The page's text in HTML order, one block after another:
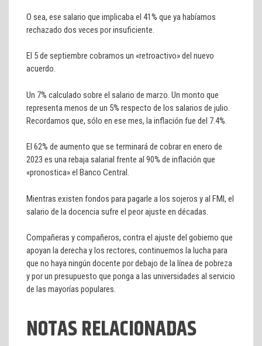
O sea, ese salario que implicaba el 41% que ya habíamos
rechazado dos veces por insuficiente.
El 5 de septiembre cobramos un «retroactivo» del nuevo
acuerdo.
Un 7% calculado sobre el salario de marzo. Un monto que
representa menos de un 5% respecto de los salarios de julio.
Recordamos que, sólo en ese mes, la inflación fue del 7.4%.
El 62% de aumento que se terminará de cobrar en enero de
2023 es una rebaja salarial frente al 90% de inflación que
«pronostica» el Banco Central.
Mientras existen fondos para pagarle a los sojeros y al FMI, el
salario de la docencia sufre el peor ajuste en décadas.
Compañeras y compañeros, contra el ajuste del gobierno que
apoyan la derecha y los rectores, continuemos la lucha para
que no haya ningún docente por debajo de la línea de pobreza
y por un presupuesto que ponga a las universidades al servicio
de las mayorías populares.
NOTAS RELACIONADAS